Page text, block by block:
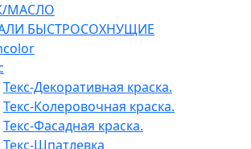
МАСЛО
БЫСТРОСОХНУЩИЕ
Текс-Декоративная краска.
Текс-Колеровочная краска.
Текс-Фасадная краска.
Текс-Шпатлевка